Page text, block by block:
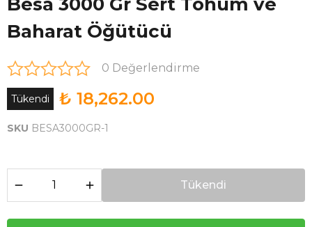
Baharat Öğütücü
0 Değerlendirme
Tükendi ₺ 18,262.00
SKU BESA3000GR-1
Tükendi